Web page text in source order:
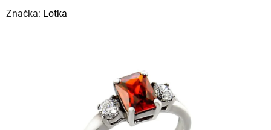
Značka: Lotka